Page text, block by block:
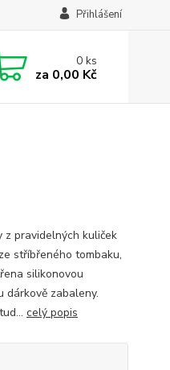
Přihlášení
0ks
za 0,00 Kč
z pravidelných kuliček
stříbřeného tombaku,
silikonovou
dárkově zabaleny.
celý popis